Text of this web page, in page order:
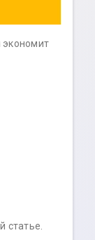
экономит
статье.